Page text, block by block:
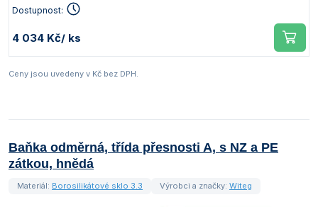
Dostupnost:
4 034 Kč/ ks
Ceny jsou uvedeny v Kč bez DPH.
Baňka odměrná, třída přesnosti A, s NZ a PE
zátkou, hnědá
Materiál: Borosilikátové sklo 3.3 Výrobci a značky: Witeg